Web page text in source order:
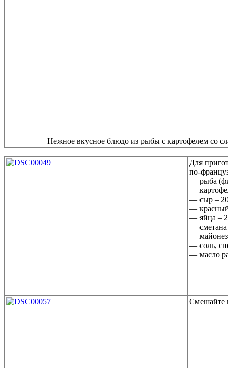
Нежное вкусное блюдо из рыбы с картофелем со
Для
по-
— рыба
—
— сыр –
—
— яйца –
— сметана
— майонез
— соль,
— масло
Смешайте